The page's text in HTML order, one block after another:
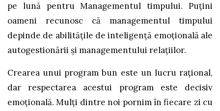
pe lună pentru Managementul timpului. Puțini
oameni recunosc că managementul timpului
depinde de abilitățile de inteligență emoțională ale
autogestionării și managementului relațiilor.
Crearea unui program bun este un lucru rațional,
dar respectarea acestui program este decisiv
emoțională. Mulți dintre noi pornim în fiecare zi cu